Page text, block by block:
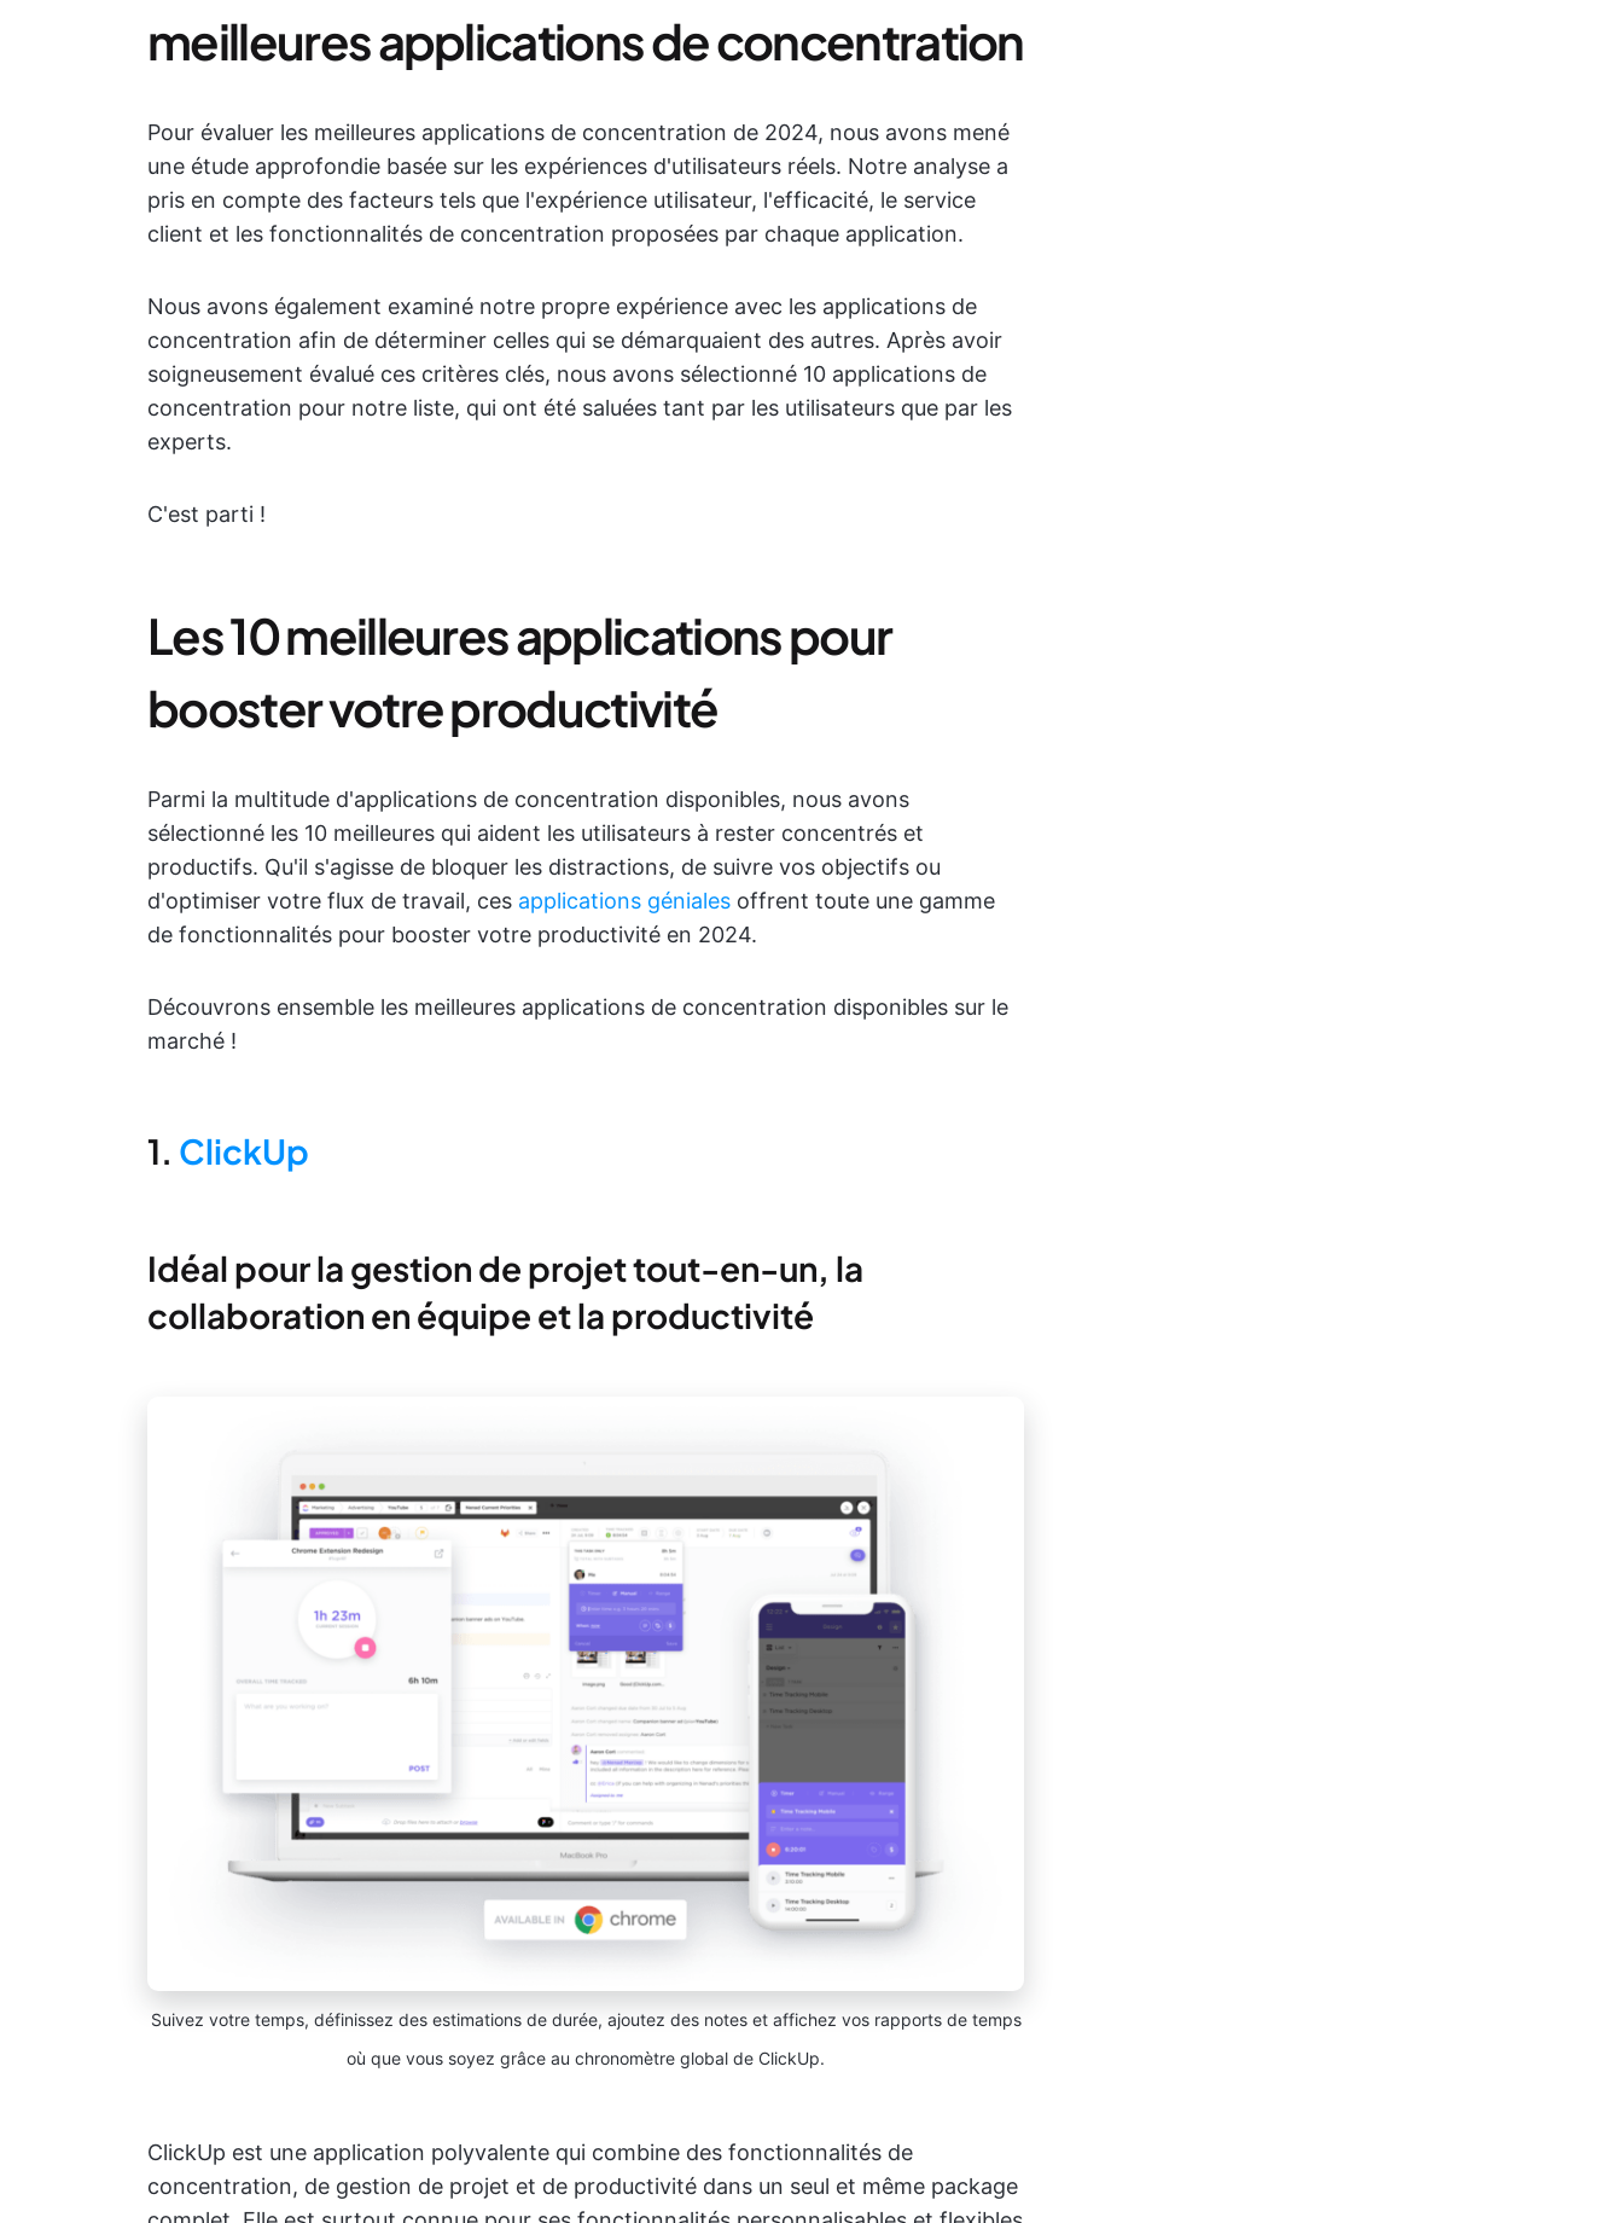
meilleures applications de concentration
Pour évaluer les meilleures applications de concentration de 2024, nous avons mené
une étude approfondie basée sur les expériences d'utilisateurs réels. Notre analyse a
pris en compte des facteurs tels que l'expérience utilisateur, l'efficacité, le service
client et les fonctionnalités de concentration proposées par chaque application.
Nous avons également examiné notre propre expérience avec les applications de
concentration afin de déterminer celles qui se démarquaient des autres. Après avoir
soigneusement évalué ces critères clés, nous avons sélectionné 10 applications de
concentration pour notre liste, qui ont été saluées tant par les utilisateurs que par les
experts.
C'est parti !
Les 10 meilleures applications pour
booster votre productivité
Parmi la multitude d'applications de concentration disponibles, nous avons
sélectionné les 10 meilleures qui aident les utilisateurs à rester concentrés et
productifs. Qu'il s'agisse de bloquer les distractions, de suivre vos objectifs ou
d'optimiser votre flux de travail, ces applications géniales offrent toute une gamme
de fonctionnalités pour booster votre productivité en 2024.
Découvrons ensemble les meilleures applications de concentration disponibles sur le
marché !
1. ClickUp
Idéal pour la gestion de projet tout-en-un, la
collaboration en équipe et la productivité
Suivez votre temps, définissez des estimations de durée, ajoutez des notes et affichez vos rapports de temps
où que vous soyez grâce au chronomètre global de ClickUp.
ClickUp est une application polyvalente qui combine des fonctionnalités de
concentration, de gestion de projet et de productivité dans un seul et même package